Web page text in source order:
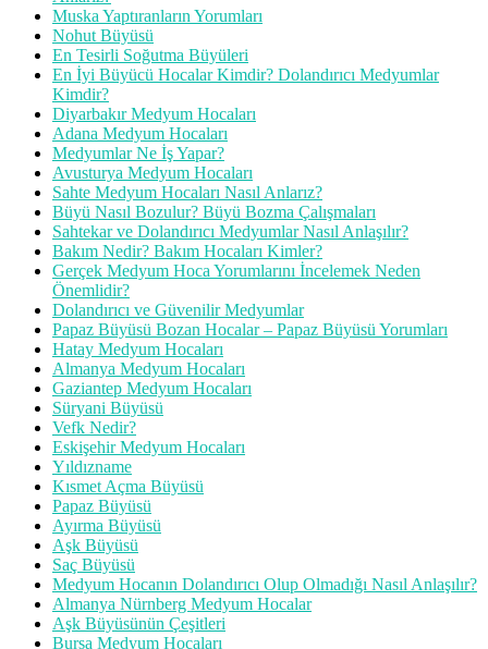
Muska Yaptıranların Yorumları
Nohut Büyüsü
En Tesirli Soğutma Büyüleri
En İyi Büyücü Hocalar Kimdir? Dolandırıcı Medyumlar
Kimdir?
Diyarbakır Medyum Hocaları
Adana Medyum Hocaları
Medyumlar Ne İş Yapar?
Avusturya Medyum Hocaları
Sahte Medyum Hocaları Nasıl Anlarız?
Büyü Nasıl Bozulur? Büyü Bozma Çalışmaları
Sahtekar ve Dolandırıcı Medyumlar Nasıl Anlaşılır?
Bakım Nedir? Bakım Hocaları Kimler?
Gerçek Medyum Hoca Yorumlarını İncelemek Neden
Önemlidir?
Dolandırıcı ve Güvenilir Medyumlar
Papaz Büyüsü Bozan Hocalar – Papaz Büyüsü Yorumları
Hatay Medyum Hocaları
Almanya Medyum Hocaları
Gaziantep Medyum Hocaları
Süryani Büyüsü
Vefk Nedir?
Eskişehir Medyum Hocaları
Yıldızname
Kısmet Açma Büyüsü
Papaz Büyüsü
Ayırma Büyüsü
Aşk Büyüsü
Saç Büyüsü
Medyum Hocanın Dolandırıcı Olup Olmadığı Nasıl Anlaşılır?
Almanya Nürnberg Medyum Hocalar
Aşk Büyüsünün Çeşitleri
Bursa Medyum Hocaları